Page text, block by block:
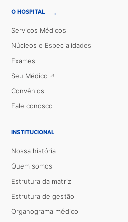
O HOSPITAL →
Serviços Médicos
Núcleos e Especialidades
Exames
Seu Médico
Convênios
Fale conosco
INSTITUCIONAL
Nossa história
Quem somos
Estrutura da matriz
Estrutura de gestão
Organograma médico